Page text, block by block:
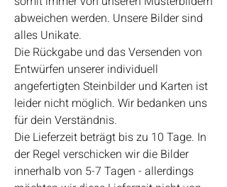
abweichen werden. Unsere Bilder sind
alles Unikate.
Die Rückgabe und das Versenden von
Entwürfen unserer individuell
angefertigten Steinbilder und Karten ist
leider nicht möglich. Wir bedanken uns
für dein Verständnis.
Die Lieferzeit beträgt bis zu 10 Tage. In
der Regel verschicken wir die Bilder
innerhalb von 5-7 Tagen - allerdings